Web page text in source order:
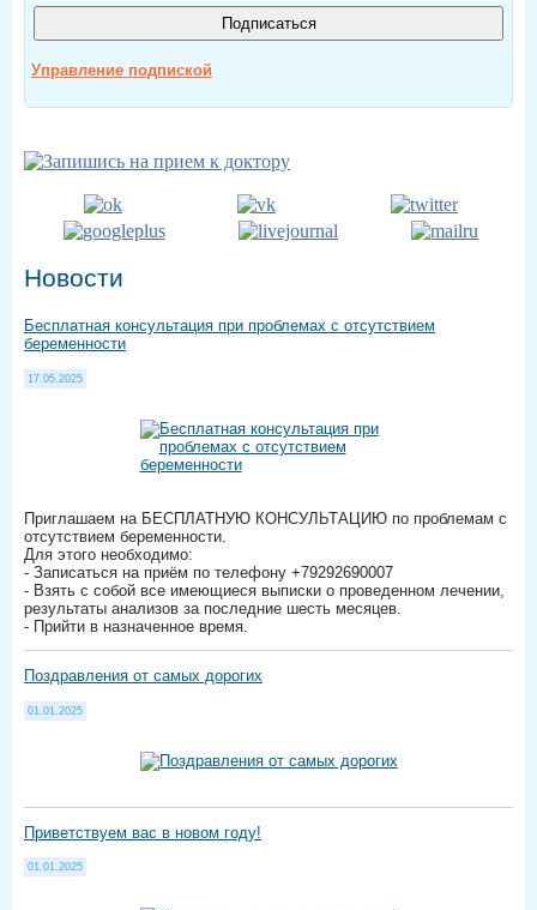
Управление подпиской
Новости
Бесплатная консультация при проблемах с отсутствием
беременности
17.05.2025
Приглашаем на БЕСПЛАТНУЮ КОНСУЛЬТАЦИЮ по проблемам с
отсутствием беременности.
Для этого необходимо:
- Записаться на приём по телефону +79292690007
- Взять с собой все имеющиеся выписки о проведенном лечении,
результаты анализов за последние шесть месяцев.
- Прийти в назначенное время.
Поздравления от самых дорогих
01.01.2025
Приветствуем вас в новом году!
01.01.2025